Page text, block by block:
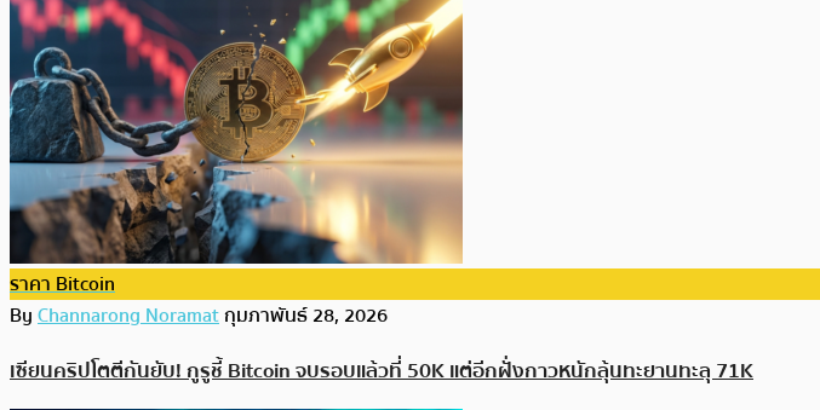
ราคา Bitcoin
ByChannarong Noramatกุมภาพันธ์ 28, 2026
เซียนคริปโตตีกันยับ! กูรูชี้ Bitcoin จบรอบแล้วที่ 50K แต่อีกฝั่งกาวหนักลุ้นทะยานทะลุ 71K